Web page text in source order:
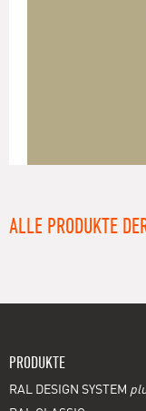
ALLE PRODUKTE
PRODUKTE
RAL DESIGN SYSTEM